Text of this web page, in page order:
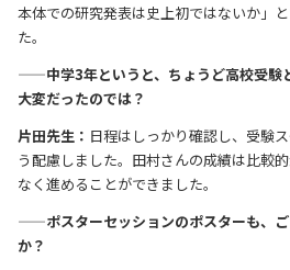
本体での研究発表は史上初ではないか」
た。
——中学3年というと、ちょうど高校受験
大変だったのでは？
片田先生： 日程はしっかり確認し、受験
う配慮しました。田村さんの成績は比較
なく進めることができました。
——ポスターセッションのポスターも、
か？